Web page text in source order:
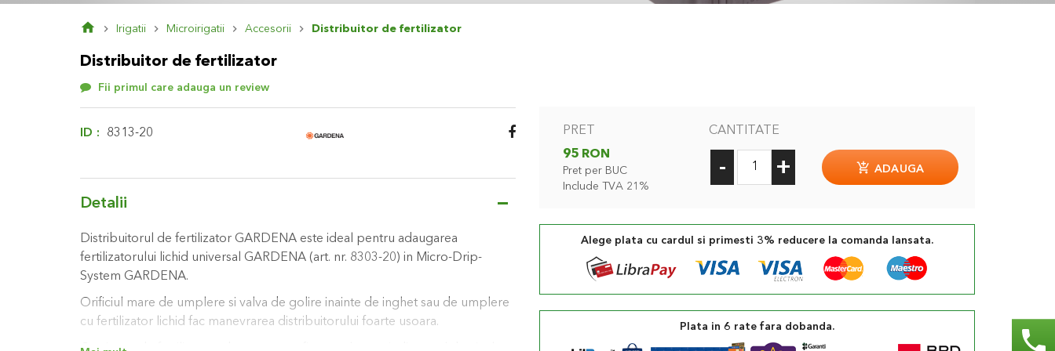
Irigatii Microirigatii Accesorii Distribuitor de fertilizator
Distribuitor de fertilizator
Fii primul care adauga un review
PRET
95 RON
Pret per BUC
Include TVA 21%
CANTITATE
- + ADAUGA
Alege plata cu cardul si primesti 3% reducere la comanda lansata.
Plata in 6 rate fara dobanda.
ID 8313-20
Detalii
Distribuitorul de fertilizator GARDENA este ideal pentru adaugarea
fertilizatorului lichid universal GARDENA (art. nr. 8303-20) in Micro-Drip-
System GARDENA.
Orificiul mare de umplere si valva de golire inainte de inghet sau de umplere
cu fertilizator lichid fac manevrarea distribuitorului foarte usoara.
phone